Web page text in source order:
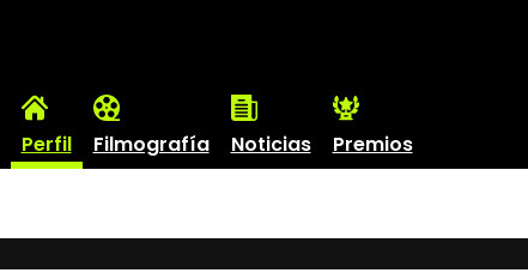
Perfil Filmografía Noticias Premios